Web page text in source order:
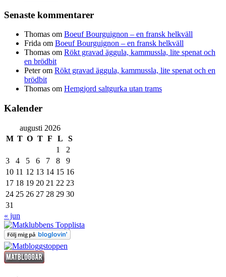
Senaste kommentarer
Thomas om Boeuf Bourguignon – en fransk helkväll
Frida om Boeuf Bourguignon – en fransk helkväll
Thomas om Rökt gravad äggula, kammussla, lite spenat och
en brödbit
Peterom Rökt gravad äggula, kammussla, lite spenat och en
brödbit
Thomas om Hemgjord saltgurka utan trams
Kalender
augusti 2026
M T O T F L
S
1
2
3
4 5 6 7 8
9
10 11 12 13 14 15 16
17 18 19 20 21 22 23
24 25 26 27 28 29 30
31
« jun